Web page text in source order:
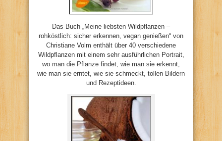
Das Buch „Meine liebsten Wildpflanzen –
rohköstlich: sicher erkennen, vegan genießen“ von
Christiane Volm enthält über 40 verschiedene
Wildpflanzen mit einem sehr ausführlichen Portrait,
wo man die Pflanze findet, wie man sie erkennt,
wie man sie erntet, wie sie schmeckt, tollen Bildern
und Rezeptideen.